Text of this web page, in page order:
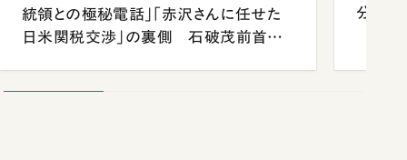
統領との極秘電話」「赤沢さんに任せた
日米関税交渉」の裏側 石破茂前首相
分 佐